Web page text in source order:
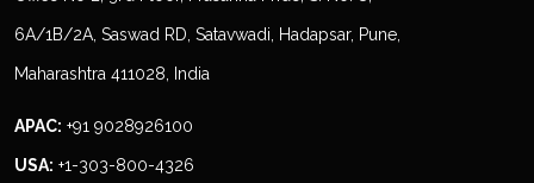
6A/1B/2A, Saswad RD, Satavwadi, Hadapsar, Pune,
Maharashtra 411028, India
APAC: +91 9028926100
USA: +1-303-800-4326